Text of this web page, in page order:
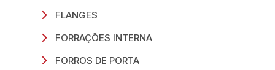
FLANGES
FORRAÇÕES INTERNA
FORROS DE PORTA